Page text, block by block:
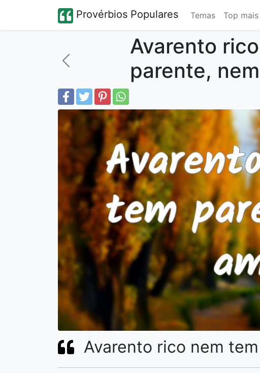
Provérbios Populares Temas Top
Avarento
parente,
Avarento rico nem